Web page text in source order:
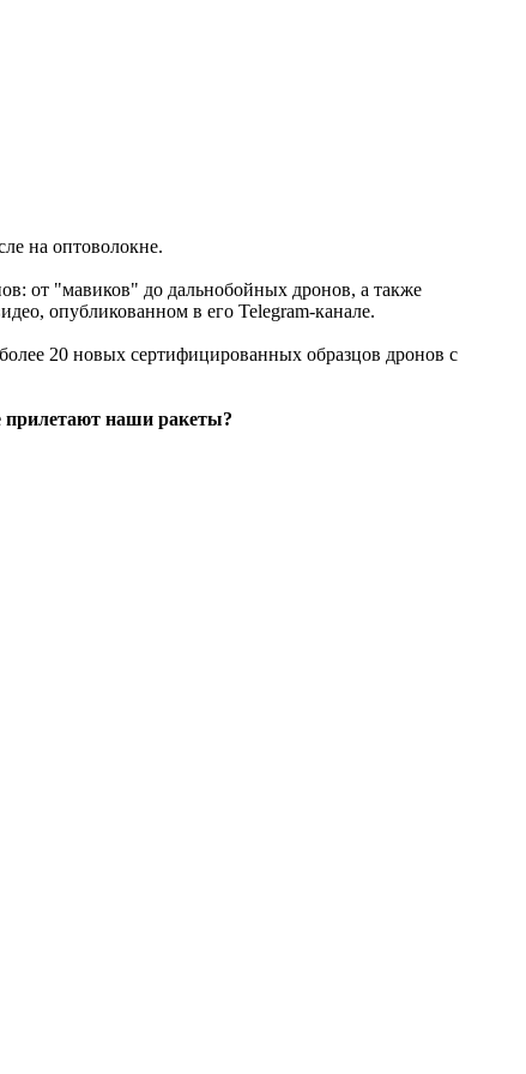
на оптоволокне.
от "мавиков" до дальнобойных дронов, а также
опубликованном в его Telegram-канале.
20 новых сертифицированных образцов дронов с
прилетают наши ракеты?